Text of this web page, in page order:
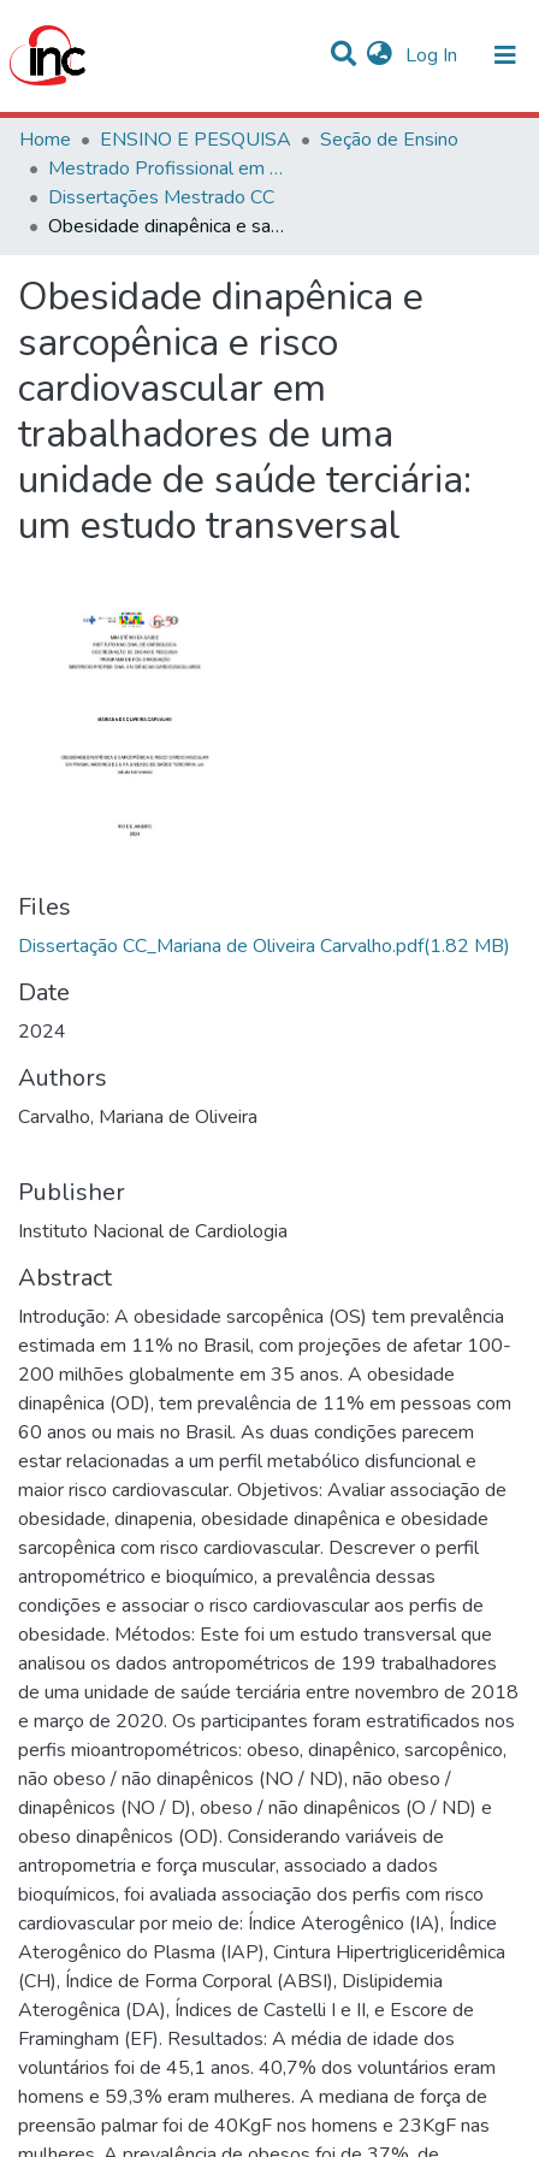
Log In (current)
Statistics
Communities & Collections
All of DSpace
Home ENSINO E PESQUISA
Seção de Ensino
Mestrado Profissional em Ciências Cardiovasculares
Dissertações Mestrado CC
Obesidade dinapênica e sarcopênica e risco cardiovascular em trabalhadores de uma unidade de saúde terciária: um estudo transversal
Obesidade dinapênica e
sarcopênica e risco
cardiovascular em
trabalhadores de uma
unidade de saúde terciária:
um estudo transversal
Files
Dissertação CC_Mariana de Oliveira Carvalho.pdf(1.82 MB)
Date
2024
Authors
Carvalho, Mariana de Oliveira
Publisher
Instituto Nacional de Cardiologia
Abstract
Introdução: A obesidade sarcopênica (OS) tem prevalência
estimada em 11% no Brasil, com projeções de afetar 100-
200 milhões globalmente em 35 anos. A obesidade
dinapênica (OD), tem prevalência de 11% em pessoas com
60 anos ou mais no Brasil. As duas condições parecem
estar relacionadas a um perfil metabólico disfuncional e
maior risco cardiovascular. Objetivos: Avaliar associação de
obesidade, dinapenia, obesidade dinapênica e obesidade
sarcopênica com risco cardiovascular. Descrever o perfil
antropométrico e bioquímico, a prevalência dessas
condições e associar o risco cardiovascular aos perfis de
obesidade. Métodos: Este foi um estudo transversal que
analisou os dados antropométricos de 199 trabalhadores
de uma unidade de saúde terciária entre novembro de 2018
e março de 2020. Os participantes foram estratificados nos
perfis mioantropométricos: obeso, dinapênico, sarcopênico,
não obeso / não dinapênicos (NO / ND), não obeso /
dinapênicos (NO / D), obeso / não dinapênicos (O / ND) e
obeso dinapênicos (OD). Considerando variáveis de
antropometria e força muscular, associado a dados
bioquímicos, foi avaliada associação dos perfis com risco
cardiovascular por meio de: Índice Aterogênico (IA), Índice
Aterogênico do Plasma (IAP), Cintura Hipertrigliceridêmica
(CH), Índice de Forma Corporal (ABSI), Dislipidemia
Aterogênica (DA), Índices de Castelli I e II, e Escore de
Framingham (EF). Resultados: A média de idade dos
voluntários foi de 45,1 anos. 40,7% dos voluntários eram
homens e 59,3% eram mulheres. A mediana de força de
preensão palmar foi de 40KgF nos homens e 23KgF nas